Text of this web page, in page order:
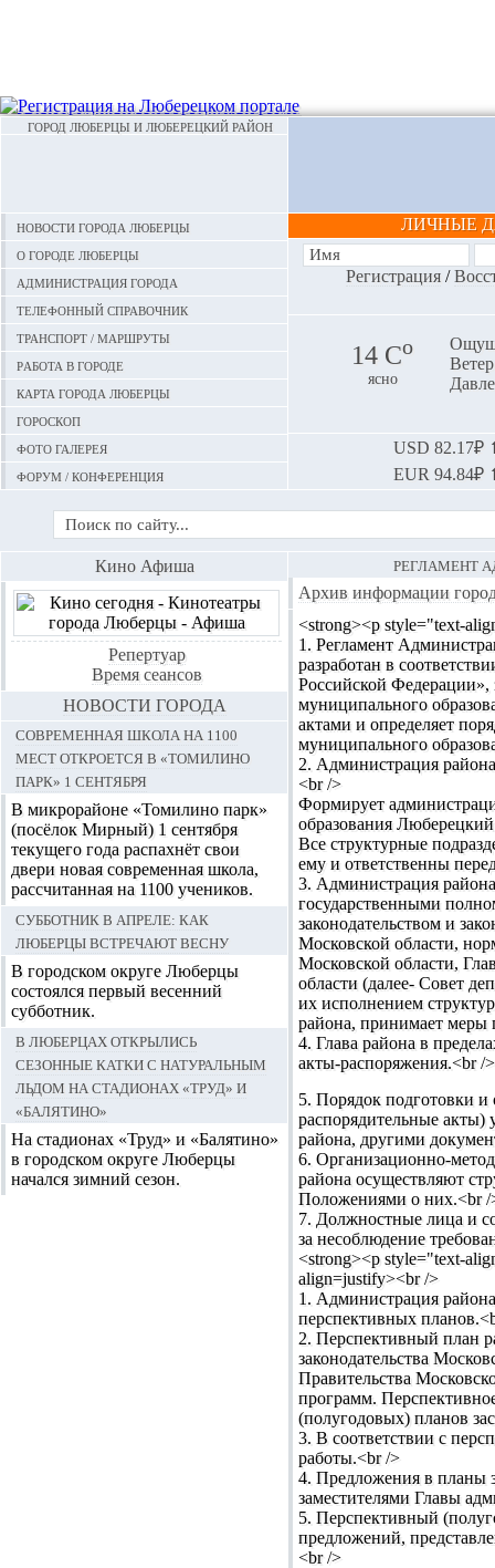
ГОРОД ЛЮБЕРЦЫ И ЛЮБЕРЕЦКИЙ РАЙОН
Новости города Люберцы
О городе Люберцы
Администрация города
Телефонный справочник
Транспорт / маршруты
Работа в городе
Карта города Люберцы
Гороскоп
Фото галерея
Форум / конференция
ЛИЧНЫЕ
Регистрация/
14 Сo
ясно
USD 82.17₽
EUR 94.84₽
РЕГЛАМЕНТ
Архив информации
<strong><p style="text-
1. Регламент
разработан в
Российской Федерации»,
муниципального
актами и определяет
муниципального
2. Администрация
<br />
Формирует
образования
Все структурные
ему и ответственны
3. Администрация
государственными
законодательством и
Московской области,
Московской области,
области (далее- Совет
их исполнением
района, принимает меры
4. Глава района в
акты-распоряжения.<br />
5. Порядок подготовки
распорядительные акты)
района, другими
6. Организационно-
района осуществляют
Положениями о них.<br /
7. Должностные лица и
за несоблюдение
<strong><p
align=justify><br />
1. Администрация
перспективных
2. Перспективный план
законодательства
Правительства
программ.
(полугодовых) планов
3. В соответствии с
работы.<br />
4. Предложения в планы
заместителями Главы
5. Перспективный
предложений,
<br />
Кино Афиша
Репертуар
Время сеансов
НОВОСТИ ГОРОДА
Современная школа на 1100
мест откроется в «Томилино
парк» 1 сентября
В микрорайоне «Томилино парк»
(посёлок Мирный) 1 сентября
текущего года распахнёт свои
двери новая современная школа,
рассчитанная на 1100 учеников.
Субботник в апреле: как
Люберцы встречают весну
В городском округе Люберцы
состоялся первый весенний
субботник.
В Люберцах открылись
сезонные катки с натуральным
льдом на стадионах «Труд» и
«Балятино»
На стадионах «Труд» и «Балятино»
в городском округе Люберцы
начался зимний сезон.